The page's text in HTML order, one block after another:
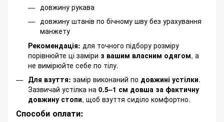
довжину рукава
довжину штанів по бічному шву без урахування
манжету
Рекомендація: для точного підбору розміру
порівнюйте ці заміри з вашим власним одягом, а
не вимірюйте себе по тілу.
Для взуття: замір виконаний по довжині устілки.
Зазвичай устілка на 0.5–1 см довша за фактичну
довжину стопи, щоб взуття сиділо комфортно.
Способи оплати: